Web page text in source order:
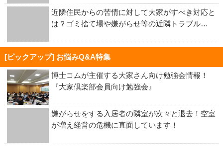
近隣住民からの苦情に対して大家がすべき対応と
は？ゴミ捨て場や嫌がらせ等の近隣トラブル…
[ピックアップ] お悩みQ&A特集
博士コムが主催する大家さん向け勉強会情報！
『大家倶楽部会員向け勉強会』
嫌がらせをする入居者の隣室が次々と退去！空室
が増え経営の危機に直面しています！